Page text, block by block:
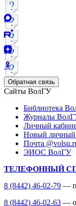
Обратная связь
Сайты ВолГУ
Библиотека
Журналы
Личный
Новый личный
Почта
ЭИОС ВолГУ
ТЕЛЕФОННЫЙ
8 (8442) 46-02-79 —
8 (8442) 46-02-63 —